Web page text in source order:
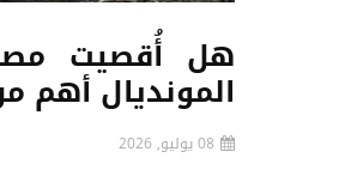
هل أُقصيت
المونديال أهم
08 يوليو, 2026